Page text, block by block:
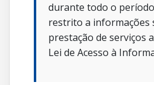
durante todo o
restrito a informações
prestação de serviços
Lei de Acesso à